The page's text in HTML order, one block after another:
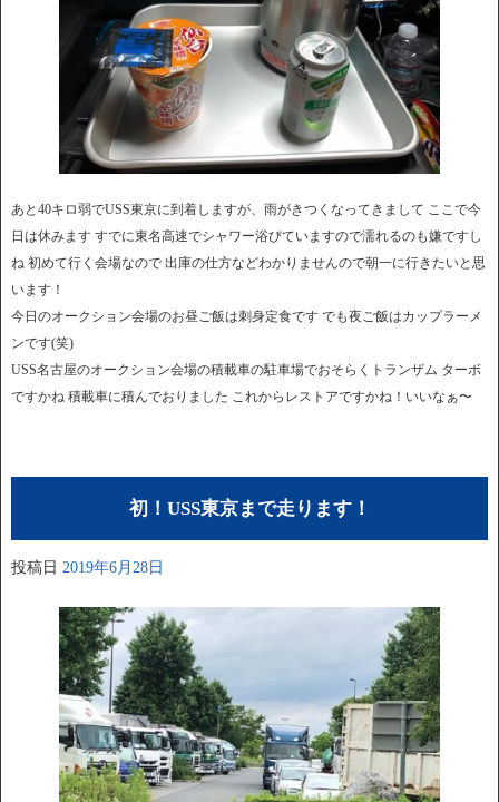
あと40キロ弱でUSS東京に到着しますが、雨がきつくなってきまして ここで今
日は休みます すでに東名高速でシャワー浴びていますので濡れるのも嫌ですし
ね 初めて行く会場なので 出庫の仕方などわかりませんので朝一に行きたいと思
います！
今日のオークション会場のお昼ご飯は刺身定食です でも夜ご飯はカップラーメ
ンです(笑)
USS名古屋のオークション会場の積載車の駐車場でおそらくトランザム ターボ
ですかね 積載車に積んでおりました これからレストアですかね！いいなぁ〜
初！USS東京まで走ります！
投稿日 2019年6月28日